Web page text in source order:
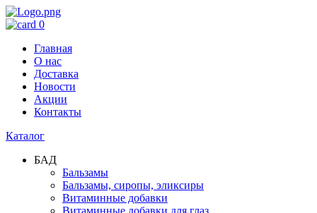
0
Главная
О нас
Доставка
Новости
Акции
Контакты
Каталог
БАД
Бальзамы
Бальзамы, сиропы, эликсиры
Витаминные добавки
Витаминные добавки для глаз